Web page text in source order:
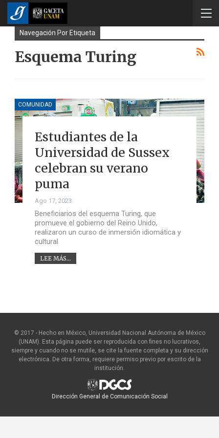
Navegación Por Etiqueta
Esquema Turing
COMUNIDAD
Estudiantes de la
Universidad de Sussex
celebran su verano
puma
Ago 17, 2023
Beneficiarios del esquema Turing, que
promueve el gobierno del Reino Unido,
realizaron un curso de inmersión idiomática y
cultural
LEE MÁS...
© 2017 - Hecho en México, Universidad Nacional Autónoma de México
(UNAM). Esta página puede ser reproducida con fines no lucrativos,
siempre y cuando no se mutile, se cite la fuente completa y su dirección
electrónica. De otra forma, requiere permiso previo por escrito de la
institución.
Dirección General de Comunicación Social